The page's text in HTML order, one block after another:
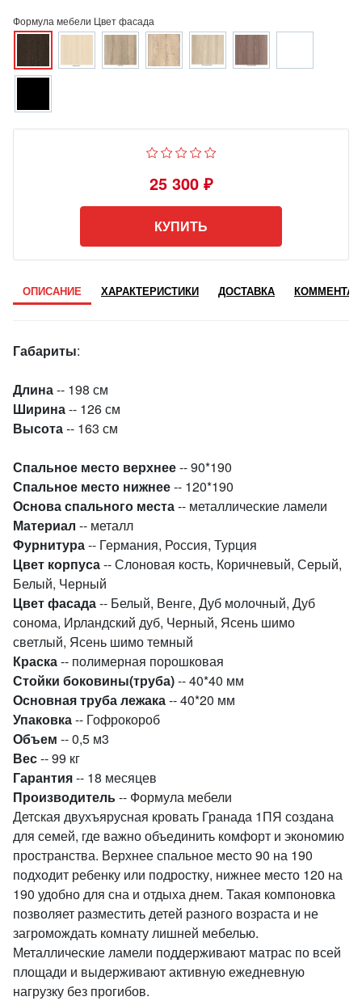
Формула мебели Цвет фасада
25 300 ₽
КУПИТЬ
ОПИСАНИЕ ХАРАКТЕРИСТИКИ ДОСТАВКА
Габариты:
Длина-- 198 см
Ширина-- 126 см
Высота-- 163 см
Спальное место верхнее-- 90*190
Спальное место нижнее-- 120*190
Основа спального места-- металлические ламели
Материал -- металл
Фурнитура-- Германия, Россия, Турция
Цвет корпуса-- Слоновая кость, Коричневый, Серый,
Белый, Черный
Цвет фасада-- Белый, Венге, Дуб молочный, Дуб
сонома, Ирландский дуб, Черный, Ясень шимо
светлый, Ясень шимо темный
Краска-- полимерная порошковая
Стойки боковины(труба)-- 40*40 мм
Основная труба лежака-- 40*20 мм
Упаковка-- Гофрокороб
Объем -- 0,5 м3
Вес-- 99 кг
Гарантия-- 18 месяцев
Производитель-- Формула мебели
Детская двухъярусная кровать Гранада 1ПЯ создана
для семей, где важно объединить комфорт и экономию
пространства. Верхнее спальное место 90 на 190
подходит ребенку или подростку, нижнее место 120 на
190 удобно для сна и отдыха днем. Такая компоновка
позволяет разместить детей разного возраста и не
загромождать комнату лишней мебелью.
Металлические ламели поддерживают матрас по всей
площади и выдерживают активную ежедневную
нагрузку без прогибов.